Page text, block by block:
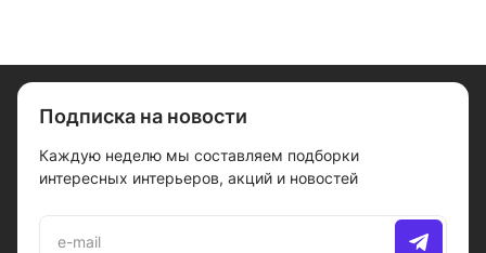
Подписка на новости
Каждую неделю мы составляем подборки
интересных интерьеров, акций и новостей